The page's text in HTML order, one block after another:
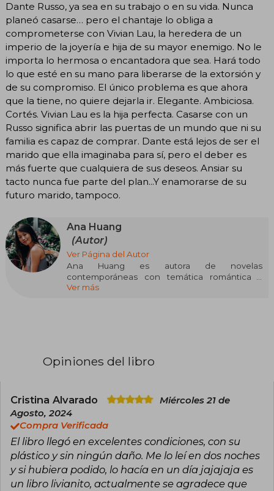
Dante Russo, ya sea en su trabajo o en su vida. Nunca
planeó casarse… pero el chantaje lo obliga a
comprometerse con Vivian Lau, la heredera de un
imperio de la joyería e hija de su mayor enemigo. No le
importa lo hermosa o encantadora que sea. Hará todo
lo que esté en su mano para liberarse de la extorsión y
de su compromiso. El único problema es que ahora
que la tiene, no quiere dejarla ir. Elegante. Ambiciosa.
Cortés. Vivian Lau es la hija perfecta. Casarse con un
Russo significa abrir las puertas de un mundo que ni su
familia es capaz de comprar. Dante está lejos de ser el
marido que ella imaginaba para sí, pero el deber es
más fuerte que cualquiera de sus deseos. Ansiar su
tacto nunca fue parte del plan...Y enamorarse de su
futuro marido, tampoco.
Ana Huang
(Autor)
Ver Página del Autor
Ana Huang es autora de novelas
contemporáneas con temática romántica y
erótica. Sus historias pueden ser
mantiene varias relaciones simultáneas con
Ver más
Opiniones del libro
Cristina Alvarado
Miércoles 21 de
Agosto, 2024
Compra Verificada
El libro llegó en excelentes condiciones, con su
plástico y sin ningún daño. Me lo leí en dos noches
y si hubiera podido, lo hacía en un día jajajaja es
un libro livianito, actualmente se agradece que